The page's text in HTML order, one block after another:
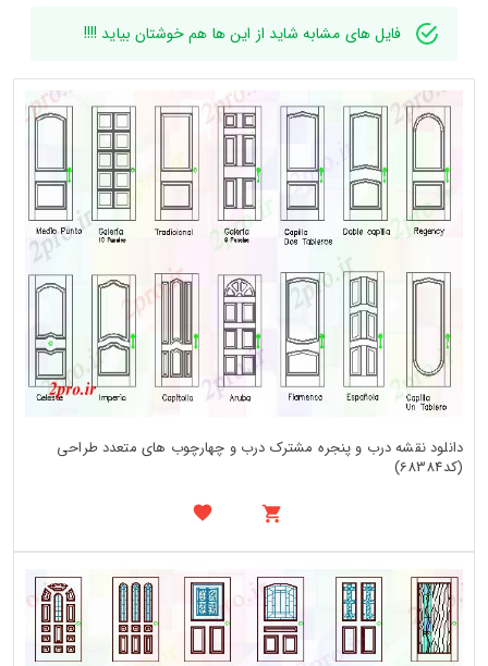
فایل های مشابه شاید از این ها هم خوشتان بیاید !!!!
دانلود نقشه درب و پنجره مشترک درب و چهارچوب های متعدد طراحی
(کد68384)